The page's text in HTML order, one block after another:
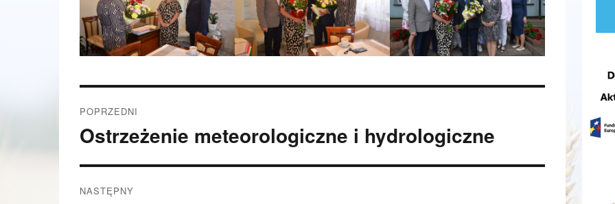
wpisu
POPRZEDNI
Poprzedni
wpis:
Ostrzeżenie meteorologiczne i hydrologiczne
NASTĘPNY